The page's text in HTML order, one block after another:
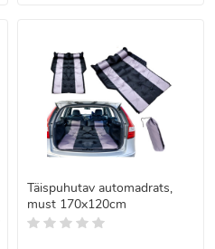
Täispuhutav automadrats,
must 170x120cm